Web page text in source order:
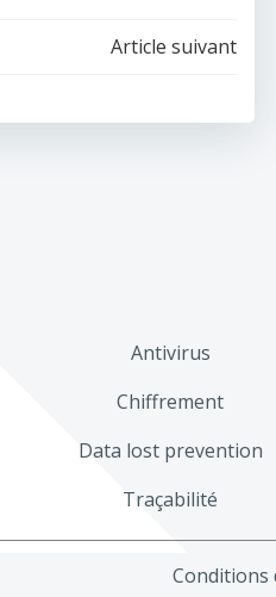
Navigation
de
Article suivant
Antivirus
Chiffrement
Data lost prevention
Traçabilité
Conditions